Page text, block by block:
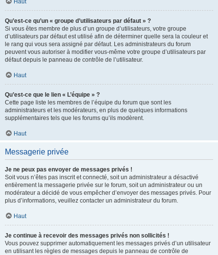
Haut
Qu’est-ce qu’un « groupe d’utilisateurs par défaut » ?
Si vous êtes membre de plus d’un groupe d’utilisateurs, votre groupe
d’utilisateurs par défaut est utilisé afin de déterminer quelle sera la couleur et
le rang qui vous sera assigné par défaut. Les administrateurs du forum
peuvent vous autoriser à modifier vous-même votre groupe d’utilisateurs par
défaut depuis le panneau de contrôle de l’utilisateur.
Haut
Qu’est-ce que le lien « L’équipe » ?
Cette page liste les membres de l’équipe du forum que sont les
administrateurs et les modérateurs, en plus de quelques informations
supplémentaires tels que les forums qu’ils modèrent.
Haut
Messagerie privée
Je ne peux pas envoyer de messages privés !
Soit vous n’êtes pas inscrit et connecté, soit un administrateur a désactivé
entièrement la messagerie privée sur le forum, soit un administrateur ou un
modérateur a décidé de vous empêcher d’envoyer des messages privés. Pour
plus d’informations, veuillez contacter un administrateur du forum.
Haut
Je continue à recevoir des messages privés non sollicités !
Vous pouvez supprimer automatiquement les messages privés d’un utilisateur
en utilisant les règles de messages depuis le panneau de contrôle de